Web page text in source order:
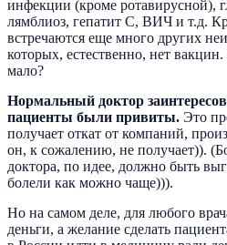
инфекции (кроме ротавирусной),
лямблиоз, гепатит С, ВИЧ и т.д.
встречаются еще много других
которых, естественно, нет
мало?
Нормальный доктор
пациенты были привиты. Это
получает откат от компаний,
он, к сожалению, не получает)).
доктора, по идее, должно быть
болели как можно чаще))).
Но на самом деле, для любого
деньги, а желание сделать